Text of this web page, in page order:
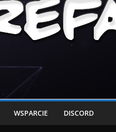
WSPARCIE DISCORD